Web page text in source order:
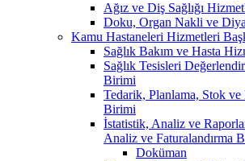
Ağız ve Diş Sağlığı
Doku, Organ Nakli ve
Kamu Hastaneleri Hizmetleri
Sağlık Bakım ve Hasta
Sağlık Tesisleri
Birimi
Tedarik, Planlama, Stok
Birimi
İstatistik, Analiz ve
Analiz ve Faturalandırma
Doküman